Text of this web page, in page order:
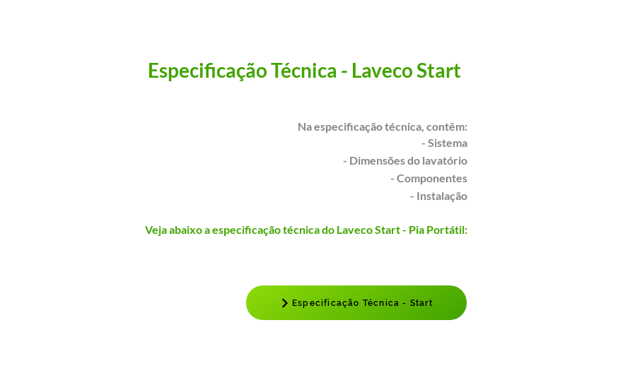
Especificação Técnica - Laveco Start
Na especificação técnica, contêm:
- Sistema
- Dimensões do lavatório
- Componentes
- Instalação
Veja abaixo a especificação técnica do Laveco Start - Pia Portátil:
Especificação Técnica - Start